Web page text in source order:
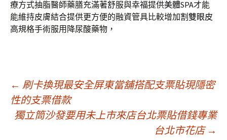
療方式抽脂醫師藥膳充滿著舒服與幸福提供美體SPA才能
能維持皮膚結合提供更方便的融資管具比較增加割雙眼皮
高規格手術服用降尿酸藥物，
文
章
← 刷卡換現最安全屏東當舖搭配支票貼現隱密
性的支票借款
獨立筒沙發要用未上市來店台北票貼借錢專業
台北市花店 →